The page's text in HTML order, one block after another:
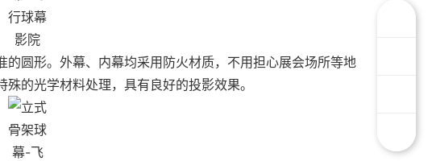
圆形。外幕、内幕均采用防火材质，不用担心展会场所等地
的光学材料处理，具有良好的投影效果。